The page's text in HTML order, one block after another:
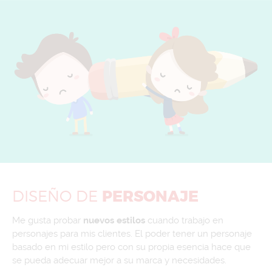
DISEÑO DE PERSONAJE
Me gusta probar nuevos estilos cuando trabajo en
personajes para mis clientes. El poder tener un personaje
basado en mi estilo pero con su propia esencia hace que
se pueda adecuar mejor a su marca y necesidades.